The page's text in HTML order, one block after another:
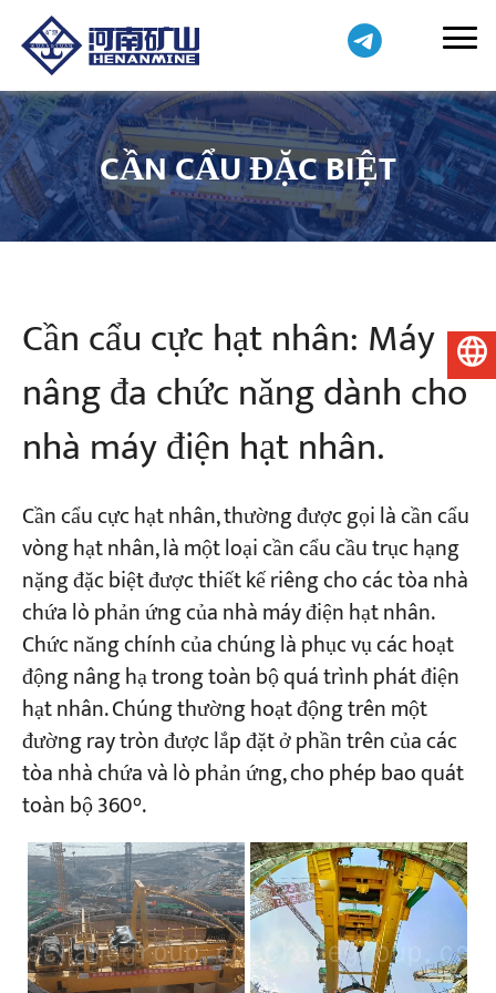
CẦN CẨU ĐẶC BIỆT
Cần cẩu cực hạt nhân: Máy
nâng đa chức năng dành cho
nhà máy điện hạt nhân.
Cần cẩu cực hạt nhân, thường được gọi là cần cẩu
vòng hạt nhân, là một loại cần cẩu cầu trục hạng
nặng đặc biệt được thiết kế riêng cho các tòa nhà
chứa lò phản ứng của nhà máy điện hạt nhân.
Chức năng chính của chúng là phục vụ các hoạt
động nâng hạ trong toàn bộ quá trình phát điện
hạt nhân. Chúng thường hoạt động trên một
đường ray tròn được lắp đặt ở phần trên của các
tòa nhà chứa và lò phản ứng, cho phép bao quát
toàn bộ 360°.
Tiếng Việt